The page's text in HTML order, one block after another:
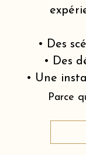
• Des
• Des
• Une
Parce